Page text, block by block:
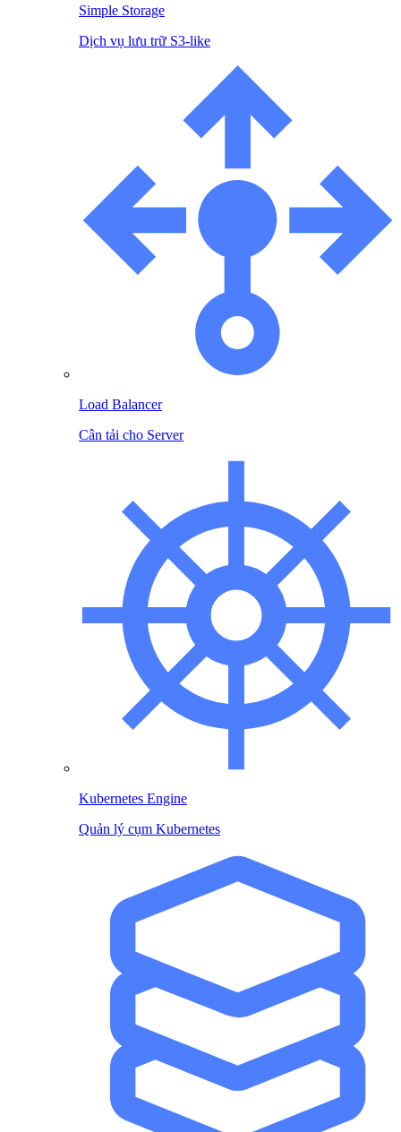
Simple Storage
Dịch vụ lưu trữ S3-like
Load Balancer
Cân tải cho Server
Kubernetes Engine
Quản lý cụm Kubernetes